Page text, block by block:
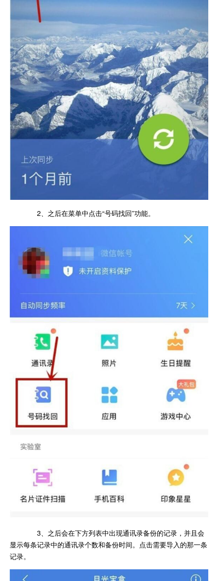
2、之后在菜单中点击“号码找回”功能。
3、之后会在下方列表中出现通讯录备份的记录，并且会
显示每条记录中的通讯录个数和备份时间。点击需要导入的那一条
记录。